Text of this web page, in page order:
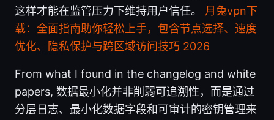
这样才能在监管压力下维持用户信任。 月兔vpn下
载：全面指南助你轻松上手，包含节点选择、速度
优化、隐私保护与跨区域访问技巧 2026
From what I found in the changelog and white
papers, 数据最小化并非削弱可追溯性，而是通过
分层日志、最小化数据字段和可审计的密钥管理来